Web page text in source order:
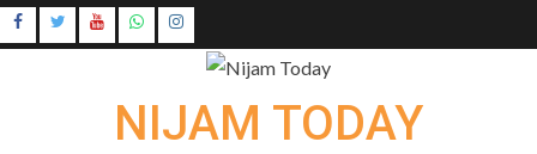
Skip
to
Instagram
NIJAM TODAY